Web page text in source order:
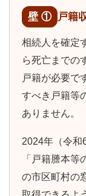
壁 ① 戸籍
相続人を確定
ら死亡までの
戸籍が必要で
すべき戸籍等
ありません。
2024年（令和
「戸籍謄本等
の市区町村の